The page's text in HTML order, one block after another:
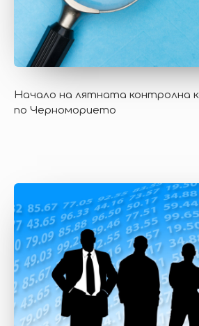
Начало на лятната контролна
по Черноморието